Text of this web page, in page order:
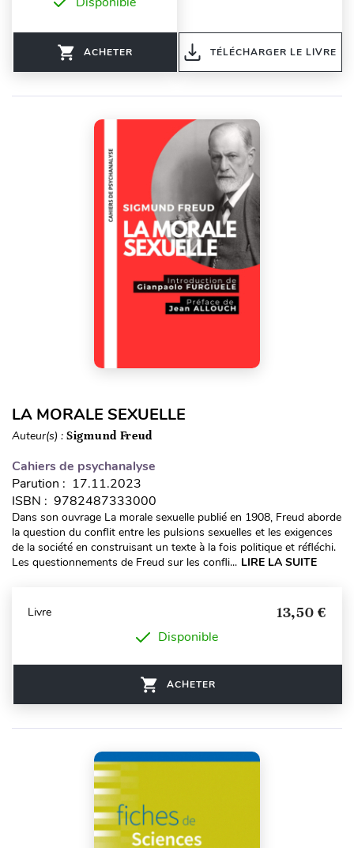
ACHETER TÉLÉCHARGER LE LIVRE
LA MORALE SEXUELLE
Auteur(s) : Sigmund Freud
Cahiers de psychanalyse
Parution : 17.11.2023
ISBN : 9782487333000
Dans son ouvrage La morale sexuelle publié en 1908, Freud aborde
la question du conflit entre les pulsions sexuelles et les exigences
de la société en construisant un texte à la fois politique et réfléchi.
Les questionnements de Freud sur les confli... LIRE LA SUITE
Livre 13,50 €
Disponible
ACHETER